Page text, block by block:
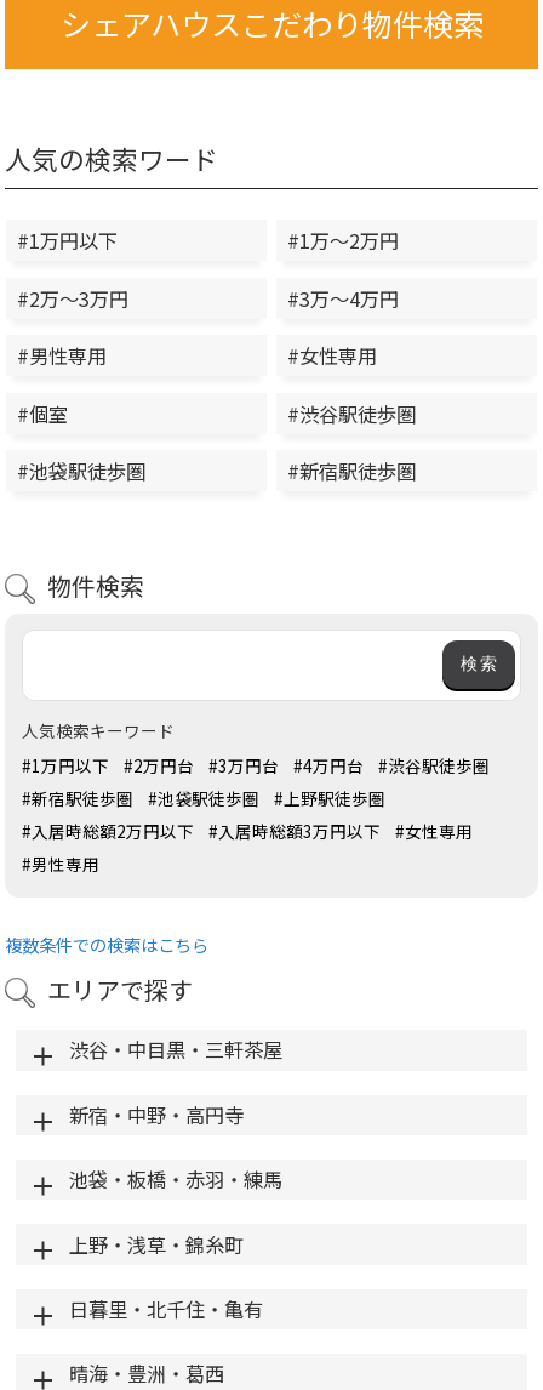
シェアハウスこだわり物件検索
人気の検索ワード
#1万円以下
#1万～2万円
#2万～3万円
#3万～4万円
#男性専用
#女性専用
#個室
#渋谷駅徒歩圏
#池袋駅徒歩圏
#新宿駅徒歩圏
物件検索
人気検索キーワード
#1万円以下
#2万円台 #3万円台 #4万円台
#渋谷駅徒歩圏
#新宿駅徒歩圏
#池袋駅徒歩圏
#上野駅徒歩圏
#入居時総額2万円以下
#入居時総額3万円以下
#女性専用
#男性専用
複数条件での検索はこちら
エリアで探す
渋谷・中目黒・三軒茶屋
新宿・中野・高円寺
池袋・板橋・赤羽・練馬
上野・浅草・錦糸町
日暮里・北千住・亀有
晴海・豊洲・葛西